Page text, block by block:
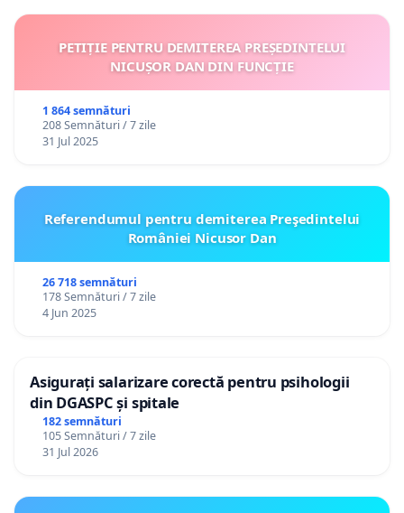
PETIȚIE PENTRU DEMITEREA PREȘEDINTELUI
NICUȘOR DAN DIN FUNCȚIE
1 864 semnături
208 Semnături / 7 zile
31 Jul 2025
Referendumul pentru demiterea Preşedintelui
României Nicusor Dan
26 718 semnături
178 Semnături / 7 zile
4 Jun 2025
Asigurați salarizare corectă pentru psihologii
din DGASPC și spitale
182 semnături
105 Semnături / 7 zile
31 Jul 2026